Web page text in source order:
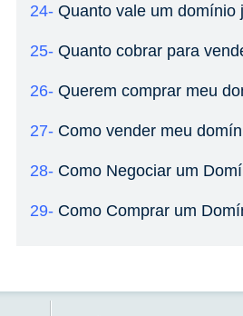
24- Quanto vale um domínio
25- Quanto cobrar para
26- Querem comprar meu
27- Como vender meu
28- Como Negociar um
29- Como Comprar um